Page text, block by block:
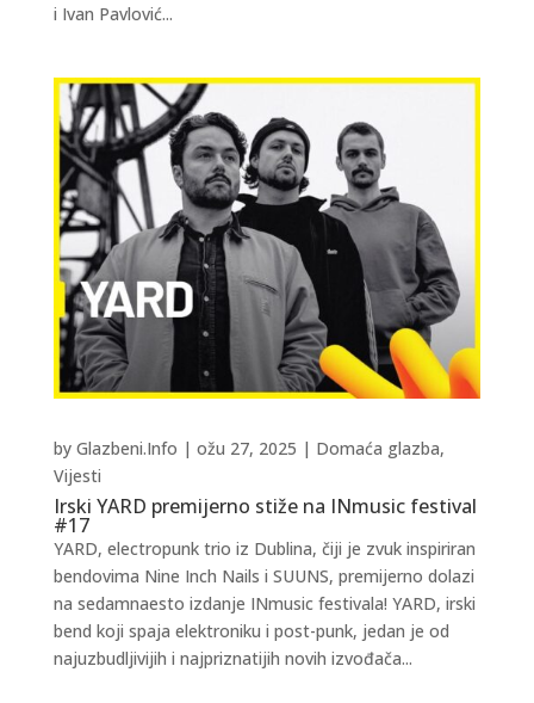
i Ivan Pavlović...
Irski YARD premijerno stiže na INmusic festival
#17
by Glazbeni.Info | ožu 27, 2025 | Domaća glazba,
Vijesti
YARD, electropunk trio iz Dublina, čiji je zvuk inspiriran
bendovima Nine Inch Nails i SUUNS, premijerno dolazi
na sedamnaesto izdanje INmusic festivala! YARD, irski
bend koji spaja elektroniku i post-punk, jedan je od
najuzbudljivijih i najpriznatijih novih izvođača...